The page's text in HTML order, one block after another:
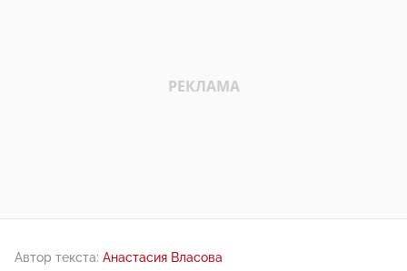
Автор текста: Анастасия Власова